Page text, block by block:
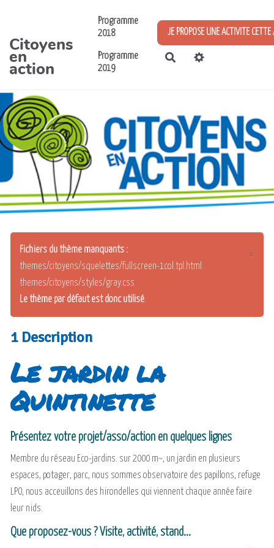
Aller au contenu principal
Citoyens
en
action
Programme
2018
Programme
2019
JE PROPOSE UNE ACTIVITE CETTE
Rechercher
×
Fichiers du thème manquants :
themes/citoyens/squelettes/fullscreen-1col.tpl.html
themes/citoyens/styles/gray.css
Le thème par défaut est donc utilisé.
1 Description
Le jardin la
Quintinette
Présentez votre projet/asso/action en quelques lignes
Membre du réseau Eco-jardins. sur 2000 m~, un jardin en plusieurs
espaces, potager, parc, nous sommes observatoire des papillons, refuge
LPO, nous acceuillons des hirondelles qui viennent chaque année faire
leur nids.
Que proposez-vous ? Visite, activité, stand...